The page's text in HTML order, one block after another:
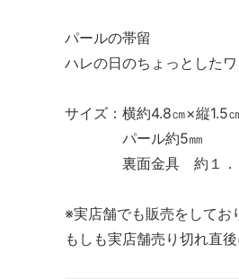
パールの帯留
ハレの日のちょっとした
サイズ：横約4.8㎝×縦1.5
パール約5㎜
裏面金具 約１．３㎝
※実店舗でも販売をしてお
もしも実店舗売り切れ直